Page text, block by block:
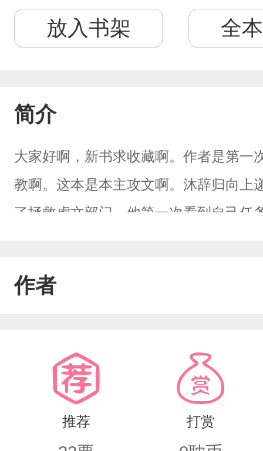
放入书架 全
简介
大家好啊，新书求收藏啊。作者是第一
教啊。这本是本主攻文啊。沐辞归向上
了拯救虐文部门。他第一次看到自己任
的故事。第一个世界凤凰男×小可怜
作者
推荐 打赏